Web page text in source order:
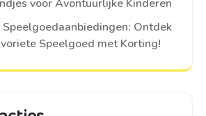
voor Avontuurlijke Kinderen
Ontdek
Speelgoed met Korting!